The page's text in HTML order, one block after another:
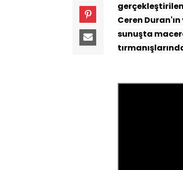
gerçekleştirilen
Ceren
sunuşta